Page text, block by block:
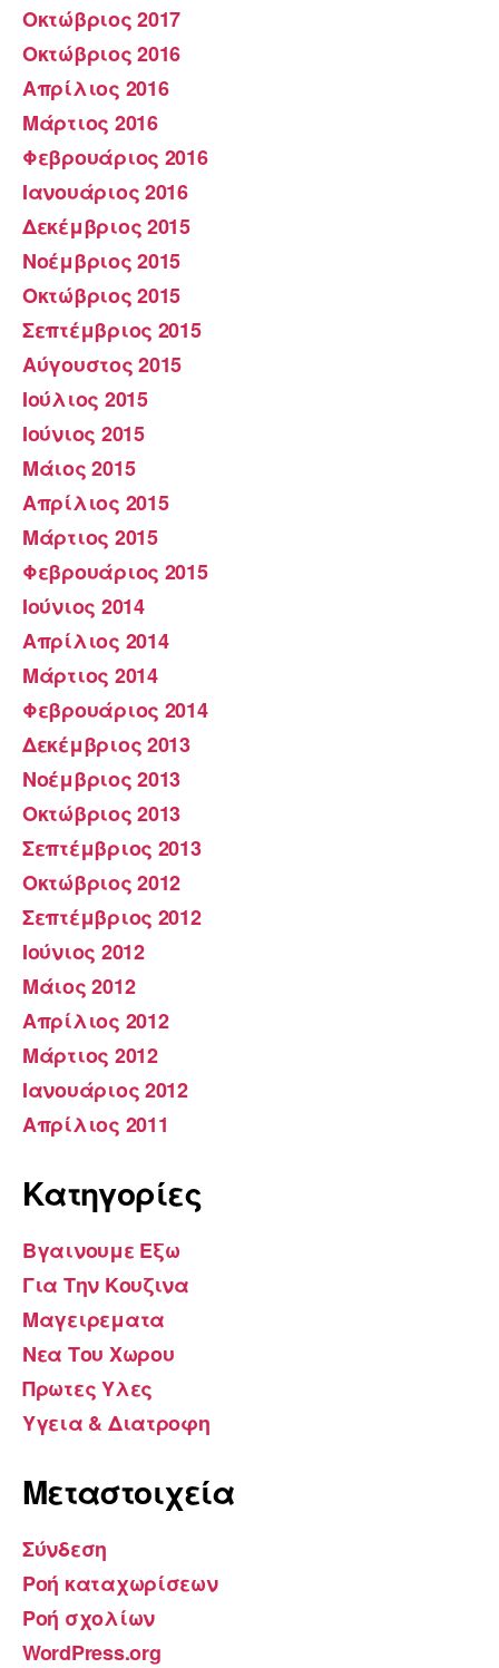
Οκτώβριος 2017
Οκτώβριος 2016
Απρίλιος 2016
Μάρτιος 2016
Φεβρουάριος 2016
Ιανουάριος 2016
Δεκέμβριος 2015
Νοέμβριος 2015
Οκτώβριος 2015
Σεπτέμβριος 2015
Αύγουστος 2015
Ιούλιος 2015
Ιούνιος 2015
Μάιος 2015
Απρίλιος 2015
Μάρτιος 2015
Φεβρουάριος 2015
Ιούνιος 2014
Απρίλιος 2014
Μάρτιος 2014
Φεβρουάριος 2014
Δεκέμβριος 2013
Νοέμβριος 2013
Οκτώβριος 2013
Σεπτέμβριος 2013
Οκτώβριος 2012
Σεπτέμβριος 2012
Ιούνιος 2012
Μάιος 2012
Απρίλιος 2012
Μάρτιος 2012
Ιανουάριος 2012
Απρίλιος 2011
Kατηγορίες
Βγαινουμε Εξω
Για Την Κουζινα
Μαγειρεματα
Νεα Του Χωρου
Πρωτες Υλες
Υγεια & Διατροφη
Μεταστοιχεία
Σύνδεση
Ροή καταχωρίσεων
Ροή σχολίων
WordPress.org